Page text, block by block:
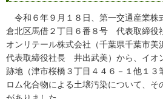
令和６年９月１８日、第一交通産業株
倉北区馬借２丁目６番８号 代表取締
オンリテール株式会社（千葉県千葉市
代表取締役社長 井出武美）から、イオ
跡地（津市桜橋３丁目４４６－１他１３
ロム化合物による土壌汚染について、